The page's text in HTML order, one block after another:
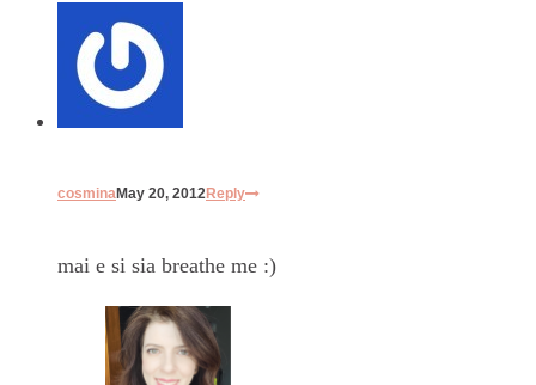
cosminaMay 20, 2012Reply
mai e si sia breathe me :)